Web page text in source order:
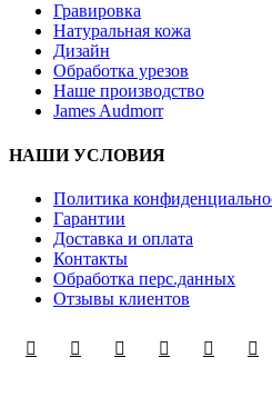
Гравировка
Натуральная кожа
Дизайн
Обработка урезов
Наше производство
James Audmorr
НАШИ УСЛОВИЯ
Политика
Гарантии
Доставка и оплата
Контакты
Обработка перс.данных
Отзывы клиентов